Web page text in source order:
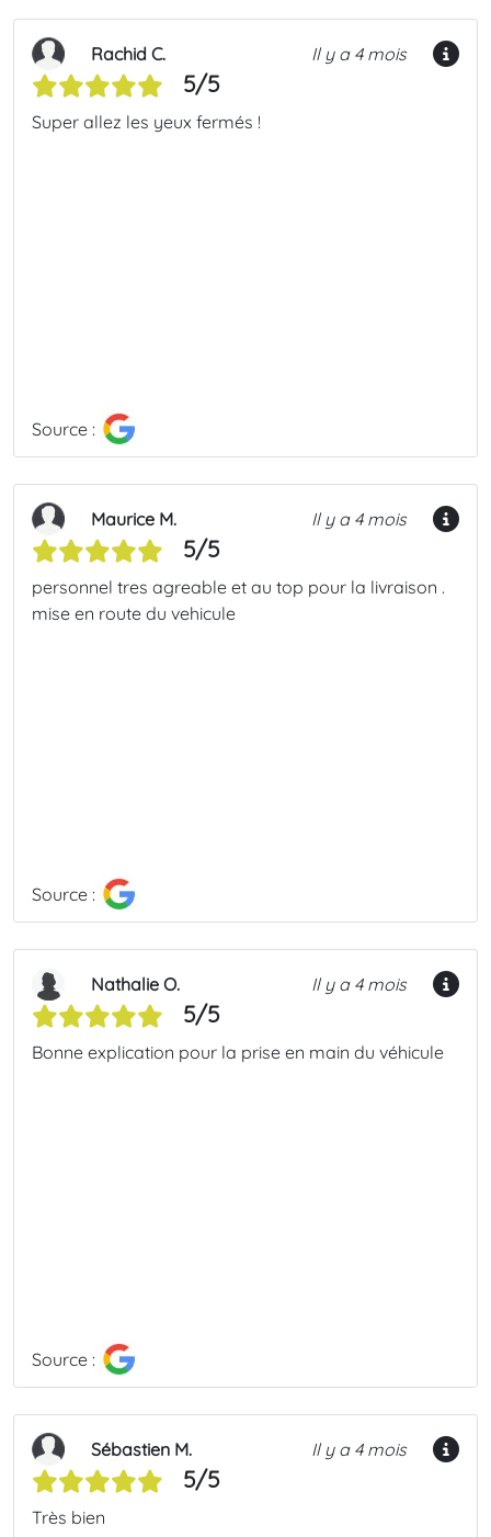
Rachid C. Il y a 4 mois
5/5
Super allez les yeux fermés !
Source :
Maurice M. Il y a 4 mois
5/5
personnel tres agreable et au top pour la livraison .
mise en route du vehicule
Source :
Nathalie O. Il y a 4 mois
5/5
Bonne explication pour la prise en main du véhicule
Source :
Sébastien M. Il y a 4 mois
5/5
Très bien